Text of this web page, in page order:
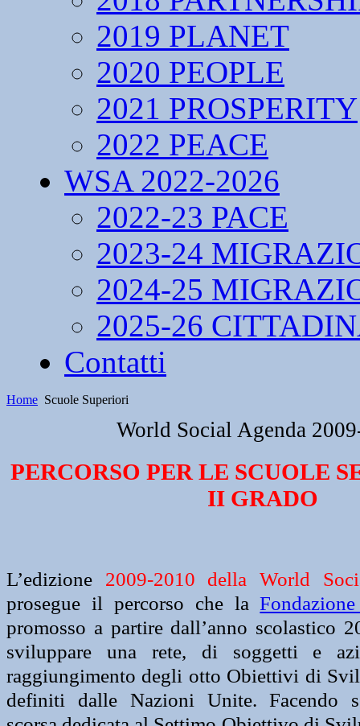
2019 PLANET
2020 PEOPLE
2021 PROSPERITY
2022 PEACE
WSA 2022-2026
2022-23 PACE
2023-24
2024-25
2025-26
Contatti
Home Scuole Superiori
World Social Agenda
PERCORSO PER LE SCUOLE
II GRADO
L’edizione 2009-2010 della World
prosegue il percorso che la
promosso a partire dall’anno scolastico
sviluppare una rete, di soggetti e
raggiungimento degli otto Obiettivi di
definiti dalle Nazioni Unite. Facendo